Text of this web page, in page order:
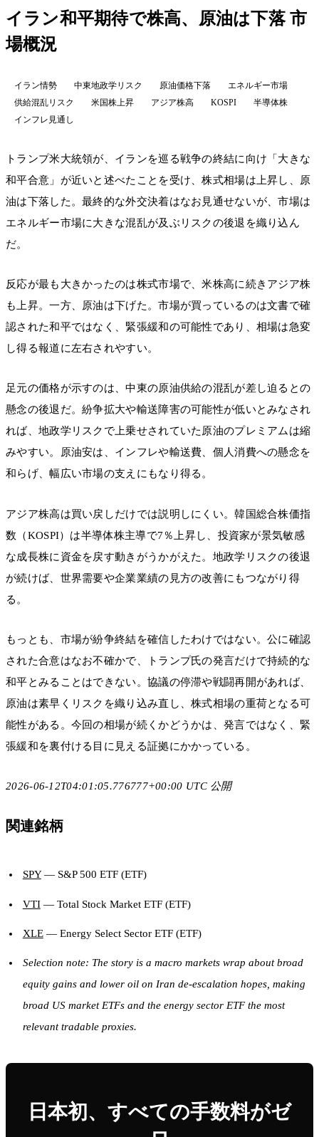
イラン和平期待で株高、原油は下落 市
場概況
イラン情勢 中東地政学リスク 原油価格下落
エネルギー市場
供給混乱リスク
米国株上昇 アジア株高 KOSPI
半導体株
インフレ見通し
トランプ米大統領が、イランを巡る戦争の終結に向け「大きな
和平合意」が近いと述べたことを受け、株式相場は上昇し、原
油は下落した。最終的な外交決着はなお見通せないが、市場は
エネルギー市場に大きな混乱が及ぶリスクの後退を織り込ん
だ。
反応が最も大きかったのは株式市場で、米株高に続きアジア株
も上昇。一方、原油は下げた。市場が買っているのは文書で確
認された和平ではなく、緊張緩和の可能性であり、相場は急変
し得る報道に左右されやすい。
足元の価格が示すのは、中東の原油供給の混乱が差し迫るとの
懸念の後退だ。紛争拡大や輸送障害の可能性が低いとみなされ
れば、地政学リスクで上乗せされていた原油のプレミアムは縮
みやすい。原油安は、インフレや輸送費、個人消費への懸念を
和らげ、幅広い市場の支えにもなり得る。
アジア株高は買い戻しだけでは説明しにくい。韓国総合株価指
数（KOSPI）は半導体株主導で7％上昇し、投資家が景気敏感
な成長株に資金を戻す動きがうかがえた。地政学リスクの後退
が続けば、世界需要や企業業績の見方の改善にもつながり得
る。
もっとも、市場が紛争終結を確信したわけではない。公に確認
された合意はなお不確かで、トランプ氏の発言だけで持続的な
和平とみることはできない。協議の停滞や戦闘再開があれば、
原油は素早くリスクを織り込み直し、株式相場の重荷となる可
能性がある。今回の相場が続くかどうかは、発言ではなく、緊
張緩和を裏付ける目に見える証拠にかかっている。
2026-06-12T04:01:05.776777+00:00 UTC 公開
関連銘柄
SPY— S&P 500 ETF (ETF)
VTI— Total Stock Market ETF (ETF)
XLE— Energy Select Sector ETF (ETF)
Selection note: The story is a macro markets wrap about broad
equity gains and lower oil on Iran de-escalation hopes, making
broad US market ETFs and the energy sector ETF the most
relevant tradable proxies.
日本初、すべての手数料がゼ